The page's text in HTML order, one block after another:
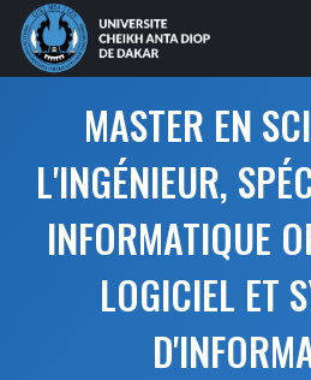
MASTER EN
L'INGÉNIEUR,
INFORMATIQUE
LOGICIEL ET